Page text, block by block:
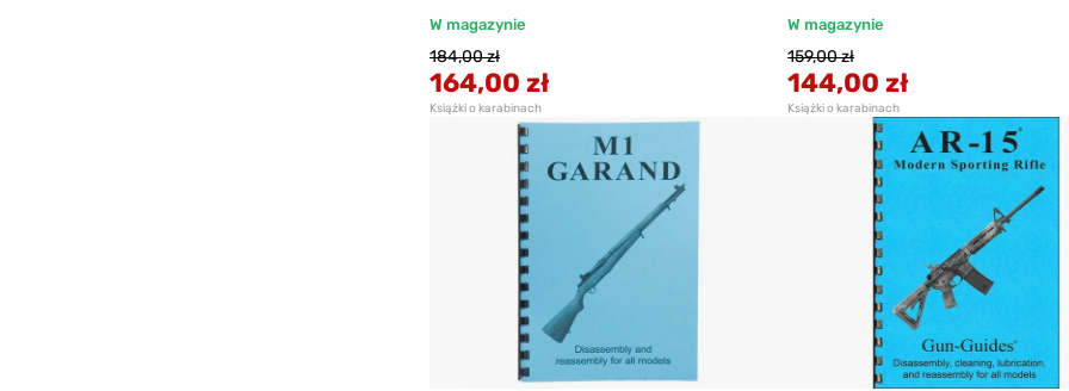
Książki o karabinach
W magazynie
184,00 zł
164,00 zł
Książki o karabinach
W magazynie
159,00 zł
144,00 zł